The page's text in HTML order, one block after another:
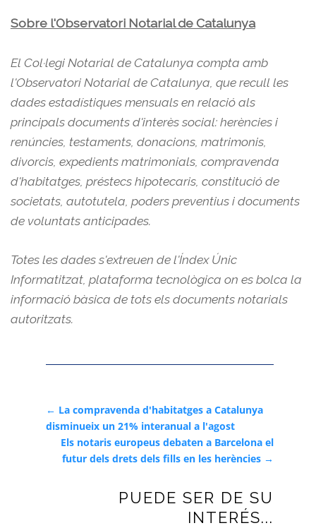
Sobre l'Observatori Notarial de Catalunya
El Col·legi Notarial de Catalunya compta amb
l'Observatori Notarial de Catalunya, que recull les
dades estadístiques mensuals en relació als
principals documents d'interès social: herències i
renúncies, testaments, donacions, matrimonis,
divorcis, expedients matrimonials, compravenda
d'habitatges, préstecs hipotecaris, constitució de
societats, autotutela, poders preventius i documents
de voluntats anticipades.
Totes les dades s'extreuen de l'Índex Únic
Informatitzat, plataforma tecnològica on es bolca la
informació bàsica de tots els documents notarials
autoritzats.
← La compravenda d'habitatges a Catalunya
disminueix un 21% interanual a l'agost
Els notaris europeus debaten a Barcelona el
futur dels drets dels fills en les herències →
PUEDE SER DE SU
INTERÉS...